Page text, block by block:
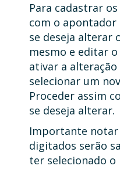
Para cadastrar
com o apontador
se deseja alterar
mesmo e editar
ativar a alteração
selecionar um
Proceder assim
se deseja alterar.
Importante notar
digitados serão
ter selecionado o